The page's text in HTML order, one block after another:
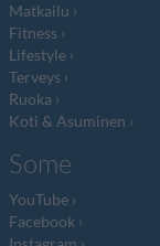
Matkailu
Fitness
Lifestyle
Terveys
Ruoka
Koti & Asuminen
Some
YouTube
Facebook